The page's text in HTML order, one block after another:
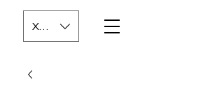
XOF (CFA)